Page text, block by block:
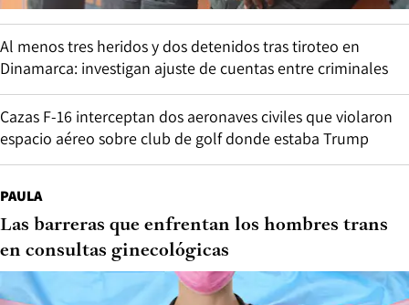
Al menos tres heridos y dos detenidos tras tiroteo en
Dinamarca: investigan ajuste de cuentas entre criminales
Cazas F-16 interceptan dos aeronaves civiles que violaron
espacio aéreo sobre club de golf donde estaba Trump
PAULA
Las barreras que enfrentan los hombres trans
en consultas ginecológicas